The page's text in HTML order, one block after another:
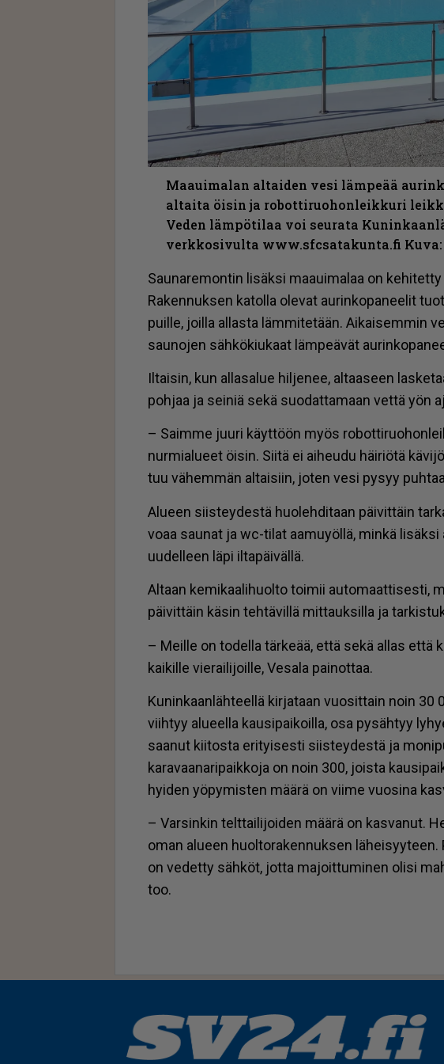
Maauimalan altaiden vesi lämpeää
altaita öisin ja robottiruohonleikkuri
Veden lämpötilaa voi seurata
verkkosivulta www.sfcsatakunta.fi Kuva:
Sau­na­re­mon­tin li­säk­si maa­ui­ma­laa on
Ra­ken­nuk­sen ka­tol­la ole­vat au­rin­ko­pa­nee­lit
puil­le, joil­la al­las­ta läm­mi­te­tään. Ai­kai­sem­min
sau­no­jen säh­kö­kiu­kaat läm­pe­ä­vät
Il­tai­sin, kun al­la­sa­lue hil­je­nee, al­taa­seen
poh­jaa ja sei­niä sekä suo­dat­ta­maan vet­tä yön
– Saim­me juu­ri käyt­töön myös
nur­mi­a­lu­eet öi­sin. Sii­tä ei ai­heu­du häi­ri­ö­tä
tuu vä­hem­män al­tai­siin, jo­ten vesi py­syy
Alu­een siis­tey­des­tä huo­leh­di­taan päi­vit­täin
vo­aa sau­nat ja wc-ti­lat aa­mu­yöl­lä, min­kä
uu­del­leen läpi il­ta­päi­väl­lä.
Al­taan ke­mi­kaa­li­huol­to toi­mii au­to­maat­ti­ses­ti,
päi­vit­täin kä­sin teh­tä­vil­lä mit­tauk­sil­la ja
– Meil­le on to­del­la tär­ke­ää, et­tä sekä al­las et­tä
kai­kil­le vie­rai­li­joil­le, Ve­sa­la pai­not­taa.
Ku­nin­kaan­läh­teel­lä kir­ja­taan vuo­sit­tain noin 30
viih­tyy alu­eel­la kau­si­pai­koil­la, osa py­säh­tyy
saa­nut kii­tos­ta eri­tyi­ses­ti siis­tey­des­tä ja
ka­ra­vaa­na­ri­paik­ko­ja on noin 300, jois­ta
hyi­den yö­py­mis­ten mää­rä on vii­me vuo­si­na
– Var­sin­kin telt­tai­li­joi­den mää­rä on kas­va­nut.
oman alu­een huol­to­ra­ken­nuk­sen
on ve­det­ty säh­köt, jot­ta ma­joit­tu­mi­nen oli­si
too.